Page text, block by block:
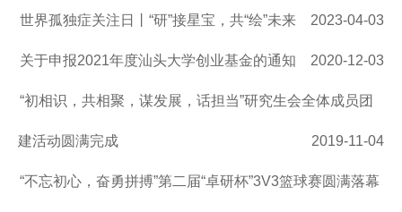
世界孤独症关注日丨“研”接星宝，共“绘”未来 2023-04-03
关于申报2021年度汕头大学创业基金的通知 2020-12-03
“初相识，共相聚，谋发展，话担当”研究生会全体成员团
建活动圆满完成 2019-11-04
“不忘初心，奋勇拼搏”第二届“卓研杯”3V3篮球赛圆满落幕